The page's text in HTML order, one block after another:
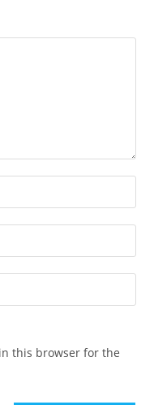
this browser for the